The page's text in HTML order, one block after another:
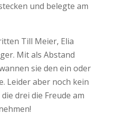
und belegte am
Till Meier, Elia
Mit als Abstand
sie den ein oder
Leider aber noch kein
drei die Freude am